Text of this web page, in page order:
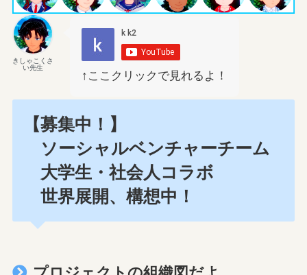
きしゃこくさ
い先生
↑ここクリックで見れるよ！
【募集中！】
ソーシャルベンチャーチーム
大学生・社会人コラボ
世界展開、構想中！